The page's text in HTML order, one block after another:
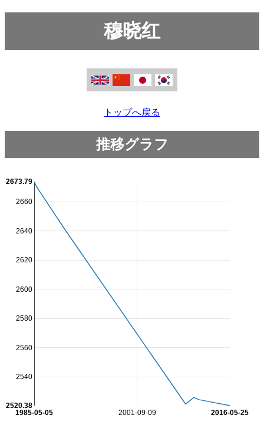
穆晓红
トップへ戻る
推移グラフ
2001-09-09
1985-05-05 2016-05-25
2540
2560
2580
2600
2620
2640
2660
2520.38
2673.79